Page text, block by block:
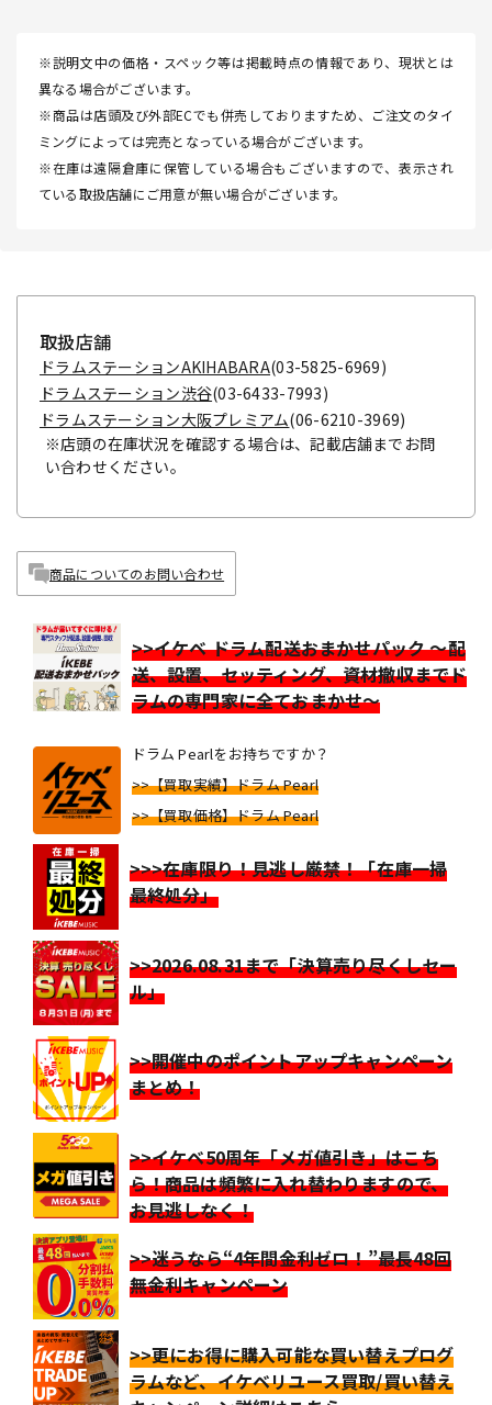
※説明文中の価格・スペック等は掲載時点の情報であり、現状とは
異なる場合がございます。
※商品は店頭及び外部ECでも併売しておりますため、ご注文のタイ
ミングによっては完売となっている場合がございます。
※在庫は遠隔倉庫に保管している場合もございますので、表示され
ている取扱店舗にご用意が無い場合がございます。
取扱店舗
ドラムステーションAKIHABARA(03-5825-6969)
ドラムステーション渋谷(03-6433-7993)
ドラムステーション大阪プレミアム(06-6210-3969)
※店頭の在庫状況を確認する場合は、記載店舗までお問
い合わせください。
商品についてのお問い合わせ
>>イケベ ドラム配送おまかせパック ～配
送、設置、セッティング、資材撤収までド
ラムの専門家に全ておまかせ～
ドラム Pearlをお持ちですか？
>>【買取実績】ドラム Pearl
>>【買取価格】ドラム Pearl
>>>在庫限り！見逃し厳禁！「在庫一掃
最終処分」
>>2026.08.31まで「決算売り尽くしセー
ル」
>>開催中のポイントアップキャンペーン
まとめ！
>>イケベ50周年「メガ値引き」はこち
ら！商品は頻繁に入れ替わりますので、
お見逃しなく！
>>迷うなら“4年間金利ゼロ！”最長48回
無金利キャンペーン
>>更にお得に購入可能な買い替えプログ
ラムなど、イケベリユース買取/買い替え